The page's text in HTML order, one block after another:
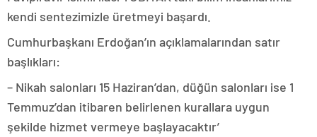
kendi sentezimizle üretmeyi başardı.
Cumhurbaşkanı Erdoğan’ın açıklamalarından satır
başlıkları:
– Nikah salonları 15 Haziran’dan, düğün salonları ise 1
Temmuz’dan itibaren belirlenen kurallara uygun
şekilde hizmet vermeye başlayacaktır’